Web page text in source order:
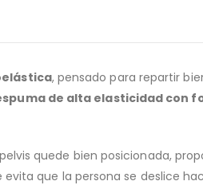
, pensado para repartir
de alta elasticidad con
quede bien posicionada,
que la persona se deslice